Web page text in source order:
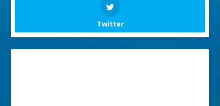
Twitter